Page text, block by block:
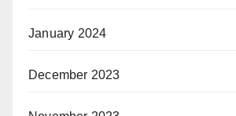
January 2024
December 2023